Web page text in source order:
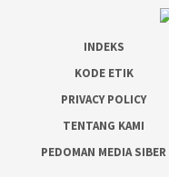
INDEKS
KODE ETIK
PRIVACY POLICY
TENTANG KAMI
PEDOMAN MEDIA SIBER